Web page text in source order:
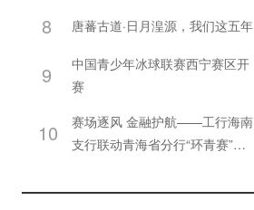
8 唐蕃古道·日月湟源，我们这五年
9
中国青少年冰球联赛西宁赛区开
赛
10
赛场逐风 金融护航——工行海南
支行联动青海省分行“环青赛”开